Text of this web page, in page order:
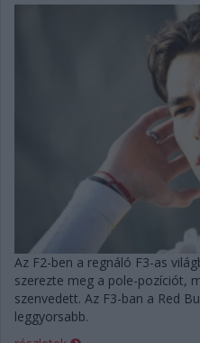
Az F2-ben a regnáló F3-as
szerezte meg a pole-pozíciót,
szenvedett. Az F3-ban a Red
leggyorsabb.